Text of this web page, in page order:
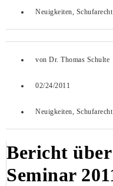
Neuigkeiten Schufarecht
von Dr. Thomas Schulte
02/24/2011
Neuigkeiten Schufarecht
Bericht
Seminar